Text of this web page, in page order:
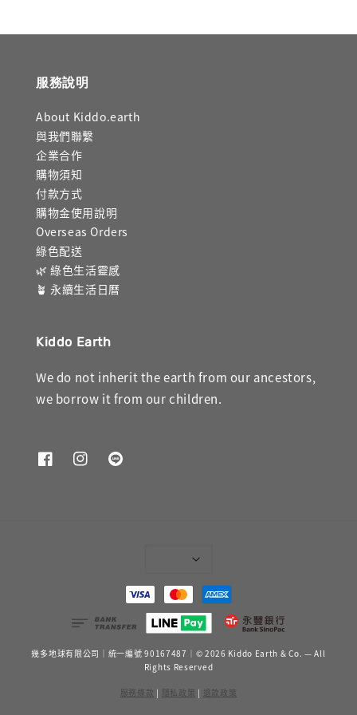
服務說明
About Kiddo.earth
與我們聯繫
企業合作
購物須知
付款方式
購物金使用說明
Overseas Orders
綠色配送
🌿 綠色生活靈感
🪴 永續生活日曆
Kiddo Earth
We do not inherit the earth from our ancestors,
we borrow it from our children.
幾多地球有限公司｜統一編號 90167487｜© 2026 Kiddo Earth & Co. — All
Rights Reserved
服務條款 | 隱私政策 | 退款政策